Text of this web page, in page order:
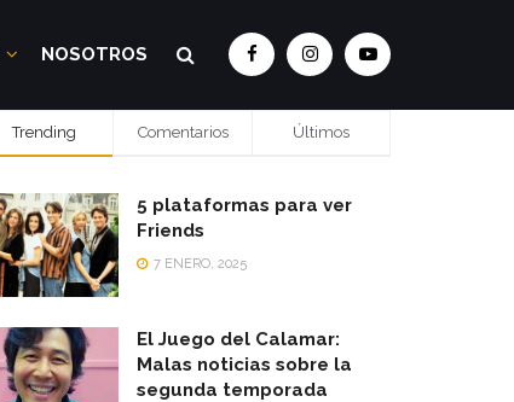
NOSOTROS
Trending Comentarios Últimos
5 plataformas para ver
Friends
7 ENERO, 2025
El Juego del Calamar:
Malas noticias sobre la
segunda temporada